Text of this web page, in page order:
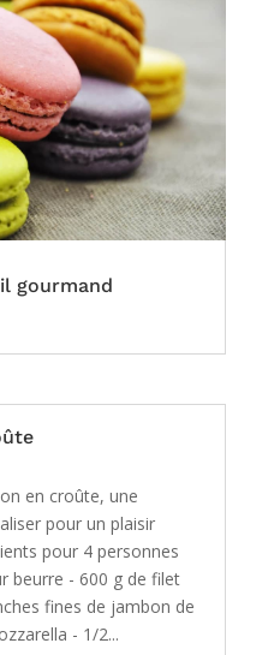
gourmand
en croûte, une
pour un plaisir
pour 4 personnes
beurre - 600 g de filet
fines de jambon de
- 1/2...